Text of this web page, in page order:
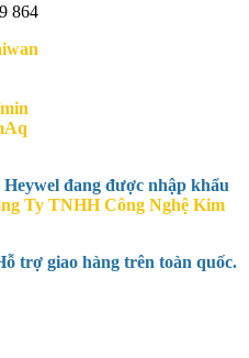
864
đang được nhập khẩu
Ty TNHH Công Nghệ Kim
trợ giao hàng trên toàn quốc.